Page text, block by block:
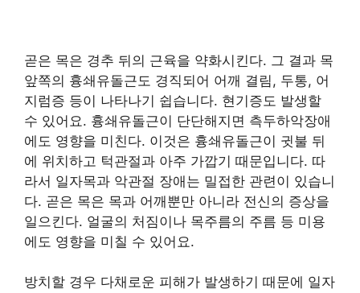
곧은 목은 경추 뒤의 근육을 약화시킨다. 그 결과 목
앞쪽의 흉쇄유돌근도 경직되어 어깨 결림, 두통, 어
지럼증 등이 나타나기 쉽습니다. 현기증도 발생할
수 있어요. 흉쇄유돌근이 단단해지면 측두하악장애
에도 영향을 미친다. 이것은 흉쇄유돌근이 귓불 뒤
에 위치하고 턱관절과 아주 가깝기 때문입니다. 따
라서 일자목과 악관절 장애는 밀접한 관련이 있습니
다. 곧은 목은 목과 어깨뿐만 아니라 전신의 증상을
일으킨다. 얼굴의 처짐이나 목주름의 주름 등 미용
에도 영향을 미칠 수 있어요.
방치할 경우 다채로운 피해가 발생하기 때문에 일자